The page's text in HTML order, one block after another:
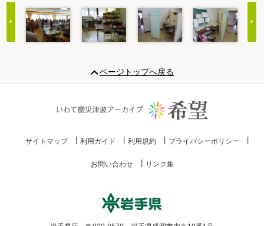
20
ページトップへ戻る
サイトマップ 利用ガイド 利用規約 プライバシーポリシー
お問い合わせ リンク集